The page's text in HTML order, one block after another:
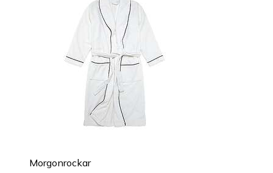
Morgonrockar